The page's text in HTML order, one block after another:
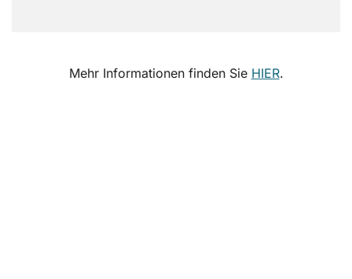
Mehr Informationen finden Sie HIER.